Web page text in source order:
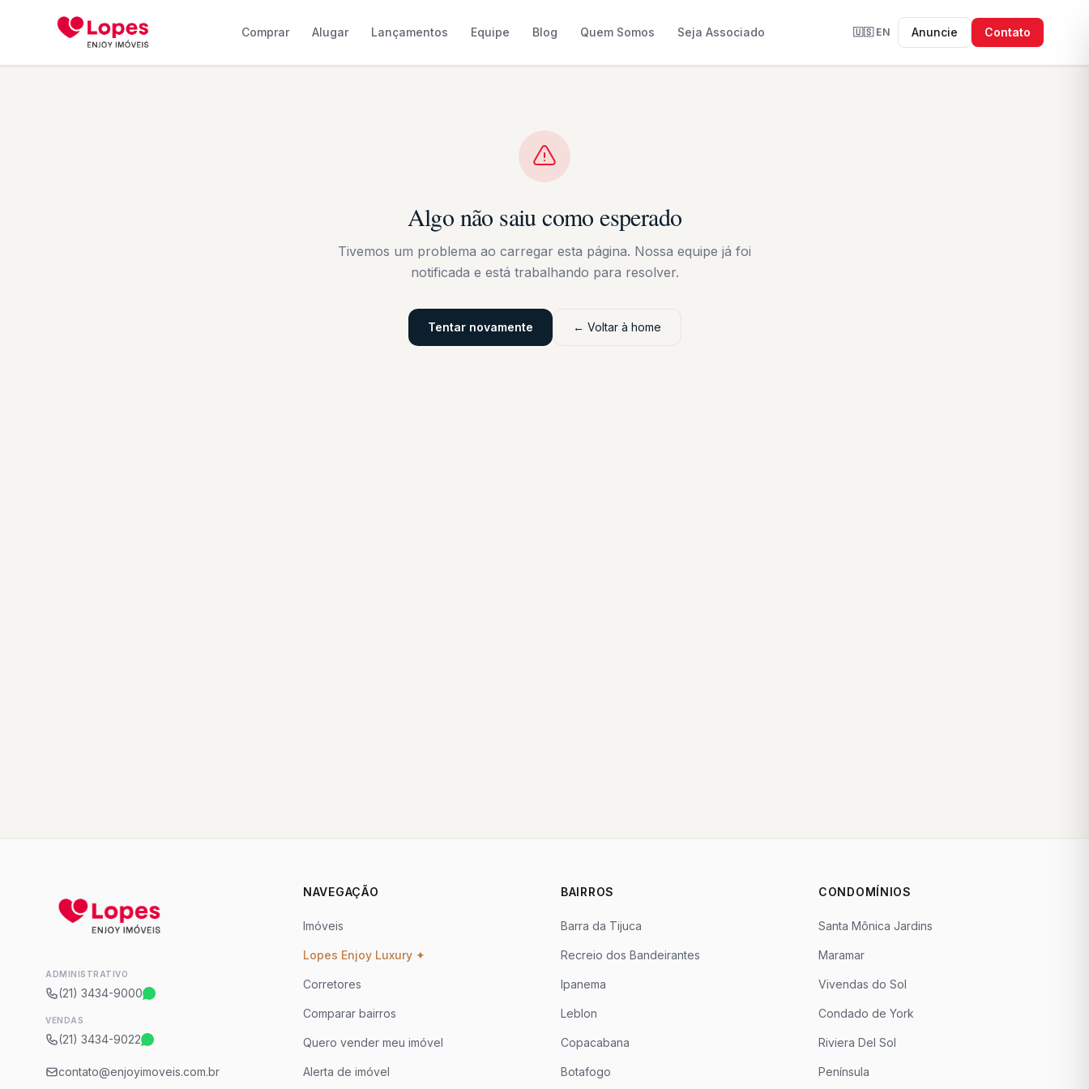
Comprar Alugar Lançamentos Equipe Blog Quem Somos Seja Associado 🇺🇸 EN Anuncie Contato
Algo não saiu como esperado
Tivemos um problema ao carregar esta página. Nossa equipe já foi
notificada e está trabalhando para resolver.
Tentar novamente ← Voltar à home
ADMINISTRATIVO
(21) 3434-9000
VENDAS
(21) 3434-9022
contato@enjoyimoveis.com.br
NAVEGAÇÃO
Imóveis
Lopes Enjoy Luxury ✦
Corretores
Comparar bairros
Quero vender meu imóvel
Alerta de imóvel
BAIRROS
Barra da Tijuca
Recreio dos Bandeirantes
Ipanema
Leblon
Copacabana
Botafogo
CONDOMÍNIOS
Santa Mônica Jardins
Maramar
Vivendas do Sol
Condado de York
Riviera Del Sol
Península